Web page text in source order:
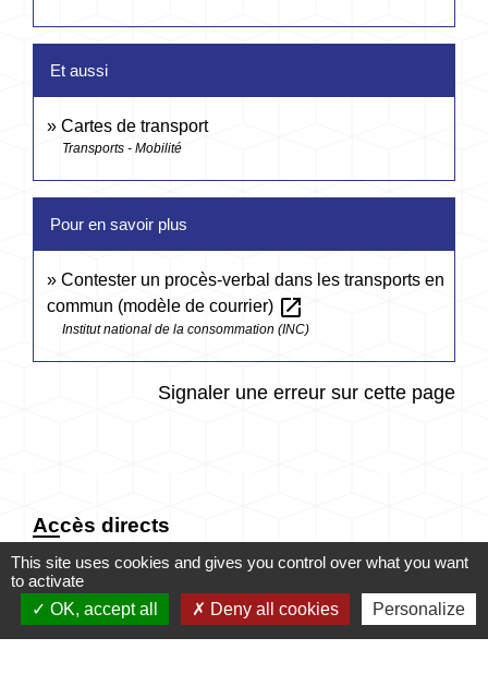
Et aussi
Cartes de transport
Transports - Mobilité
Pour en savoir plus
Contester un procès-verbal dans les transports en
commun (modèle de courrier) open_in_new
Institut national de la consommation (INC)
Signaler une erreur sur cette page
Accès directs
CONTACTER LA
MAIRIE
MES DÉMARCHES
ADMINISTRATIVES
This site uses cookies and gives you control over what you want
to activate
OK, accept all
Deny all cookies Personalize